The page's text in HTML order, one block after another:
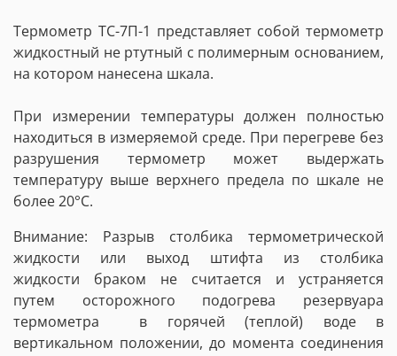
Термометр ТС-7П-1 представляет собой термометр
жидкостный не ртутный с полимерным основанием,
на котором нанесена шкала.
При измерении температуры должен полностью
находиться в измеряемой среде. При перегреве без
разрушения термометр может выдержать
температуру выше верхнего предела по шкале не
более 20°С.
Внимание: Разрыв столбика термометрической
жидкости или выход штифта из столбика
жидкости браком не считается и устраняется
путем осторожного подогрева резервуара
термометра в горячей (теплой) воде в
вертикальном положении, до момента соединения